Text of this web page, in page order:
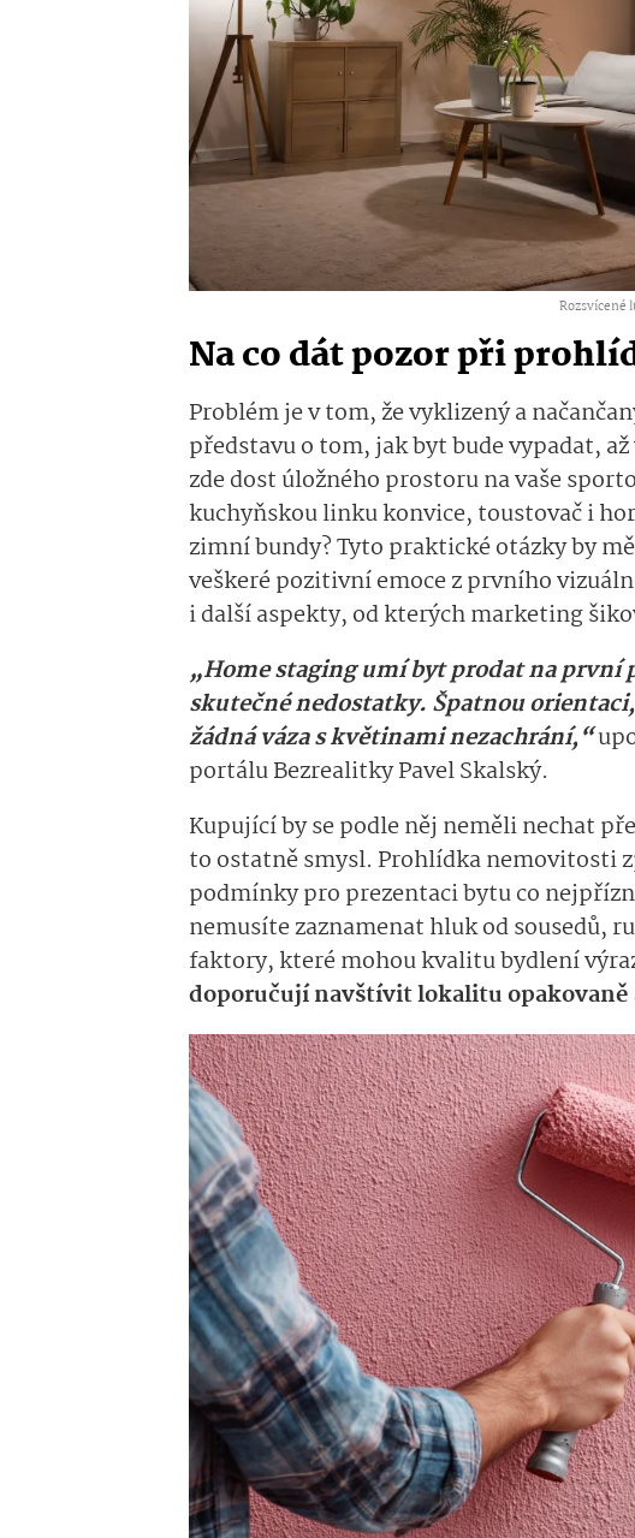
Rozsvícené
Na co dát pozor při
Problém je v tom, že vyklizený a
představu o tom, jak byt bude vypadat,
zde dost úložného prostoru na vaše
kuchyňskou linku konvice, toustovač i
zimní bundy? Tyto praktické otázky by
veškeré pozitivní emoce z prvního
i další aspekty, od kterých marketing
„Home staging umí byt prodat na první
skutečné nedostatky. Špatnou
žádná váza s květinami nezachrání,“
portálu Bezrealitky Pavel Skalský.
Kupující by se podle něj neměli nechat
to ostatně smysl. Prohlídka nemovitosti
podmínky pro prezentaci bytu co
nemusíte zaznamenat hluk od sousedů,
faktory, které mohou kvalitu bydlení
doporučují navštívit lokalitu opakovaně